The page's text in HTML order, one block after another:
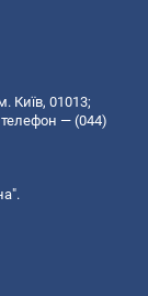
Київ, 01013;
телефон — (044)